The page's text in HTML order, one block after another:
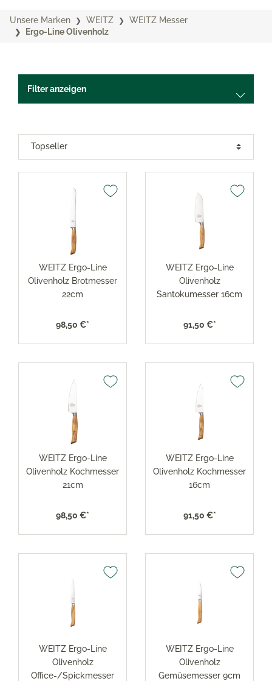
Unsere Marken WEITZ
WEITZ Messer
Ergo-Line Olivenholz
Filter anzeigen
WEITZ Ergo-Line
Olivenholz Brotmesser
22cm
98,50 €*
WEITZ Ergo-Line
Olivenholz
Santokumesser 16cm
91,50 €*
WEITZ Ergo-Line
Olivenholz Kochmesser
21cm
98,50 €*
WEITZ Ergo-Line
Olivenholz Kochmesser
16cm
91,50 €*
WEITZ Ergo-Line
Olivenholz
Office-/Spickmesser
WEITZ Ergo-Line
Olivenholz
Gemüsemesser 9cm